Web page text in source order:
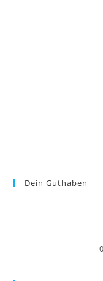
Dein Guthaben
0